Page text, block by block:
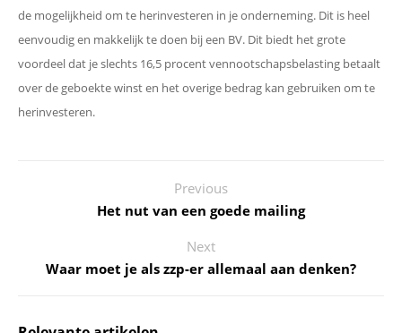
de mogelijkheid om te herinvesteren in je onderneming. Dit is heel
eenvoudig en makkelijk te doen bij een BV. Dit biedt het grote
voordeel dat je slechts 16,5 procent vennootschapsbelasting betaalt
over de geboekte winst en het overige bedrag kan gebruiken om te
herinvesteren.
Previous
Het nut van een goede mailing
Next
Waar moet je als zzp-er allemaal aan denken?